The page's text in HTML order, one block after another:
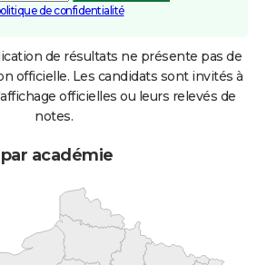
de confidentialité
de résultats ne présente pas de
officielle. Les candidats sont invités à
officielles ou leurs relevés de
notes.
académie